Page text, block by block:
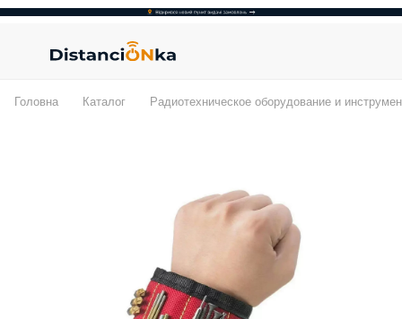
Головна Каталог Радиотехническое оборудование и